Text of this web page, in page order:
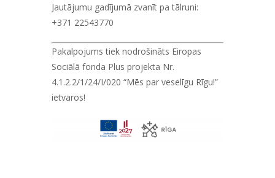
Jautājumu gadījumā zvanīt pa tālruni:
+371 22543770
Pakalpojums tiek nodrošināts Eiropas
Sociālā fonda Plus projekta Nr.
4.1.2.2/1/24/I/020 “Mēs par veselīgu Rīgu!”
ietvaros!